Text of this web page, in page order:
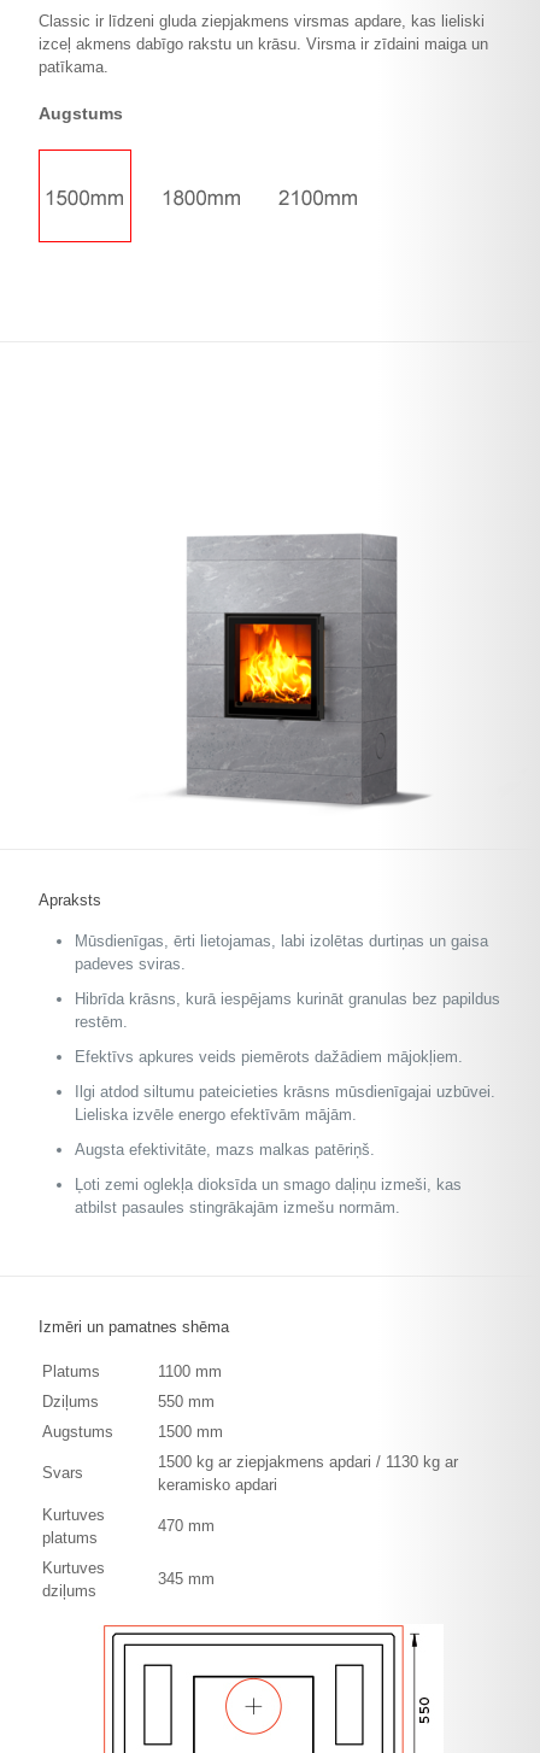
Classic ir līdzeni gluda ziepjakmens virsmas apdare, kas lieliski
izceļ akmens dabīgo rakstu un krāsu. Virsma ir zīdaini maiga un
patīkama.
Augstums
Apraksts
Mūsdienīgas, ērti lietojamas, labi izolētas durtiņas un gaisa
padeves sviras.
Hibrīda krāsns, kurā iespējams kurināt granulas bez papildus
restēm.
Efektīvs apkures veids piemērots dažādiem mājokļiem.
Ilgi atdod siltumu pateicieties krāsns mūsdienīgajai uzbūvei.
Lieliska izvēle energo efektīvām mājām.
Augsta efektivitāte, mazs malkas patēriņš.
Ļoti zemi oglekļa dioksīda un smago daļiņu izmeši, kas
atbilst pasaules stingrākajām izmešu normām.
Izmēri un pamatnes shēma
Platums
1100 mm
Dziļums
550 mm
Augstums
1500 mm
Svars
1500 kg ar ziepjakmens apdari / 1130 kg ar
keramisko apdari
Kurtuves
platums
470 mm
Kurtuves
dziļums
345 mm